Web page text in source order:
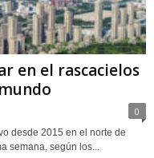
en el rascacielos
0
desde 2015 en el norte de
semana, según los...